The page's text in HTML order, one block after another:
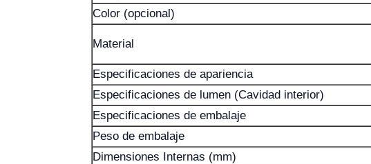
Color (opcional)
Material
Especificaciones de apariencia
Especificaciones de lumen (Cavidad interior)
Especificaciones de embalaje
Peso de embalaje
Dimensiones Internas (mm)